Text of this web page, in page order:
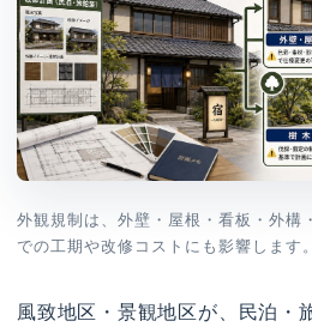
外観規制は、外壁・屋根・看板・外構
での工期や改修コストにも影響します。
風致地区・景観地区が、民泊・